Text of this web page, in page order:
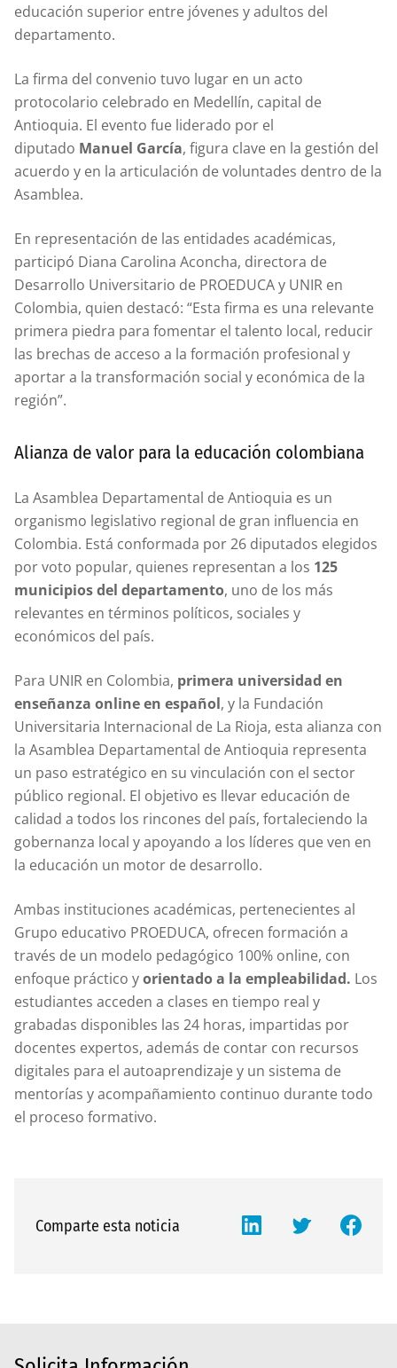
educación superior entre jóvenes y adultos del
departamento.
La firma del convenio tuvo lugar en un acto
protocolario celebrado en Medellín, capital de
Antioquia. El evento fue liderado por el
diputado Manuel García, figura clave en la gestión del
acuerdo y en la articulación de voluntades dentro de la
Asamblea.
En representación de las entidades académicas,
participó Diana Carolina Aconcha, directora de
Desarrollo Universitario de PROEDUCA y UNIR en
Colombia, quien destacó: “Esta firma es una relevante
primera piedra para fomentar el talento local, reducir
las brechas de acceso a la formación profesional y
aportar a la transformación social y económica de la
región”.
Alianza de valor para la educación colombiana
La Asamblea Departamental de Antioquia es un
organismo legislativo regional de gran influencia en
Colombia. Está conformada por 26 diputados elegidos
por voto popular, quienes representan a los 125
municipios del departamento, uno de los más
relevantes en términos políticos, sociales y
económicos del país.
Para UNIR en Colombia, primera universidad en
enseñanza online en español, y la Fundación
Universitaria Internacional de La Rioja, esta alianza con
la Asamblea Departamental de Antioquia representa
un paso estratégico en su vinculación con el sector
público regional. El objetivo es llevar educación de
calidad a todos los rincones del país, fortaleciendo la
gobernanza local y apoyando a los líderes que ven en
la educación un motor de desarrollo.
Ambas instituciones académicas, pertenecientes al
Grupo educativo PROEDUCA, ofrecen formación a
través de un modelo pedagógico 100% online, con
enfoque práctico yorientado a la empleabilidad. Los
estudiantes acceden a clases en tiempo real y
grabadas disponibles las 24 horas, impartidas por
docentes expertos, además de contar con recursos
digitales para el autoaprendizaje y un sistema de
mentorías y acompañamiento continuo durante todo
el proceso formativo.
Comparte esta noticia